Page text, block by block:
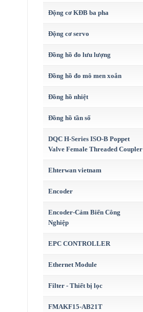
Động cơ KĐB ba pha
Động cơ servo
Đồng hồ đo lưu lượng
Đồng hồ đo mô men xoắn
Đồng hồ nhiệt
Đồng hồ tần số
DQC H-Series ISO-B Poppet
Valve Female Threaded Coupler
Ehterwan vietnam
Encoder
Encoder-Cảm Biến Công
Nghiệp
EPC CONTROLLER
Ethernet Module
Filter - Thiết bị lọc
FMAKF15-AB21T